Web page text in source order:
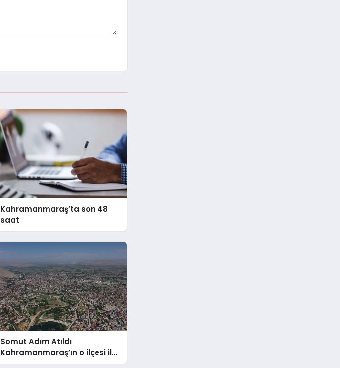
Kahramanmaraş’ta son 48
saat
Somut Adım Atıldı
Kahramanmaraş’ın o ilçesi il
olacak